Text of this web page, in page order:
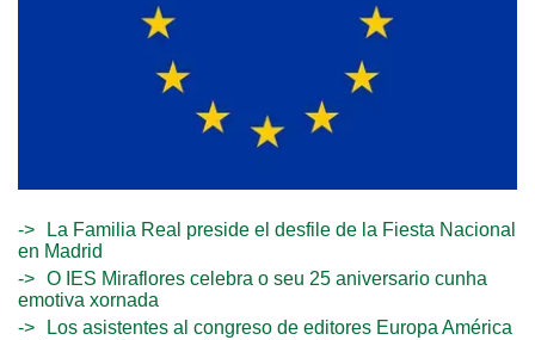
La Familia Real preside el desfile de la Fiesta Nacional
en Madrid
O IES Miraflores celebra o seu 25 aniversario cunha
emotiva xornada
Los asistentes al congreso de editores Europa América